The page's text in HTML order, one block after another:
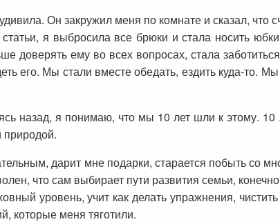
Он закружил меня по комнате и сказал,
я выбросила все брюки и стала носить
доверять ему во всех вопросах, стала
его. Мы стали вместе обедать, ездить куда-
назад, я понимаю, что мы 10 лет шли к этому.
природой.
дарит мне подарки, старается побыть со
что сам выбирает пути развития семьи,
уровень, учит как делать упражнения,
которые меня тяготили.